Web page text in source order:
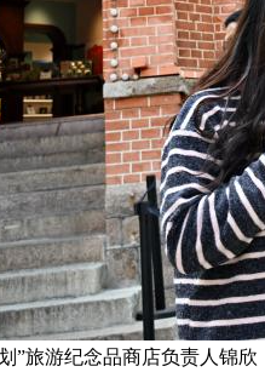
”旅游纪念品商店负责人锦